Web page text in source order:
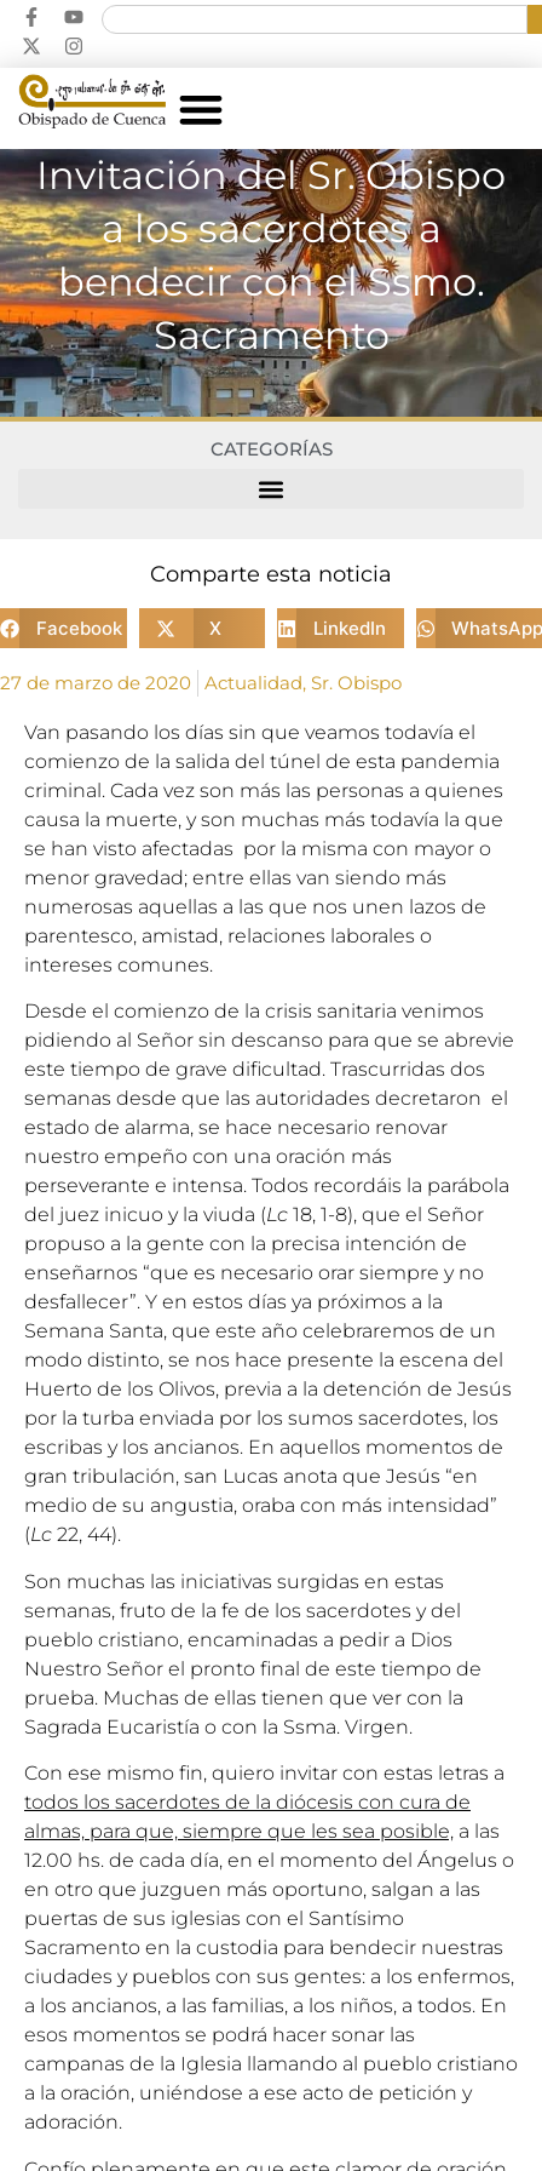
Invitación del Sr. Obispo
a los sacerdotes a
bendecir con el Ssmo.
Sacramento
CATEGORÍAS
Comparte esta noticia
Facebook X LinkedIn WhatsApp
27 de marzo de 2020 Actualidad, Sr. Obispo
Van pasando los días sin que veamos todavía el
comienzo de la salida del túnel de esta pandemia
criminal. Cada vez son más las personas a quienes
causa la muerte, y son muchas más todavía la que
se han visto afectadas por la misma con mayor o
menor gravedad; entre ellas van siendo más
numerosas aquellas a las que nos unen lazos de
parentesco, amistad, relaciones laborales o
intereses comunes.
Desde el comienzo de la crisis sanitaria venimos
pidiendo al Señor sin descanso para que se abrevie
este tiempo de grave dificultad. Trascurridas dos
semanas desde que las autoridades decretaron el
estado de alarma, se hace necesario renovar
nuestro empeño con una oración más
perseverante e intensa. Todos recordáis la parábola
del juez inicuo y la viuda (Lc 18, 1-8), que el Señor
propuso a la gente con la precisa intención de
enseñarnos “que es necesario orar siempre y no
desfallecer”. Y en estos días ya próximos a la
Semana Santa, que este año celebraremos de un
modo distinto, se nos hace presente la escena del
Huerto de los Olivos, previa a la detención de Jesús
por la turba enviada por los sumos sacerdotes, los
escribas y los ancianos. En aquellos momentos de
gran tribulación, san Lucas anota que Jesús “en
medio de su angustia, oraba con más intensidad”
(Lc 22, 44).
Son muchas las iniciativas surgidas en estas
semanas, fruto de la fe de los sacerdotes y del
pueblo cristiano, encaminadas a pedir a Dios
Nuestro Señor el pronto final de este tiempo de
prueba. Muchas de ellas tienen que ver con la
Sagrada Eucaristía o con la Ssma. Virgen.
Con ese mismo fin, quiero invitar con estas letras a
todos los sacerdotes de la diócesis con cura de
almas, para que, siempre que les sea posible, a las
12.00 hs. de cada día, en el momento del Ángelus o
en otro que juzguen más oportuno, salgan a las
puertas de sus iglesias con el Santísimo
Sacramento en la custodia para bendecir nuestras
ciudades y pueblos con sus gentes: a los enfermos,
a los ancianos, a las familias, a los niños, a todos. En
esos momentos se podrá hacer sonar las
campanas de la Iglesia llamando al pueblo cristiano
a la oración, uniéndose a ese acto de petición y
adoración.